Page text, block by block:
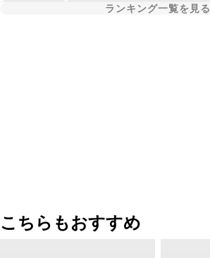
ランキング一覧を見る
こちらもおすすめ